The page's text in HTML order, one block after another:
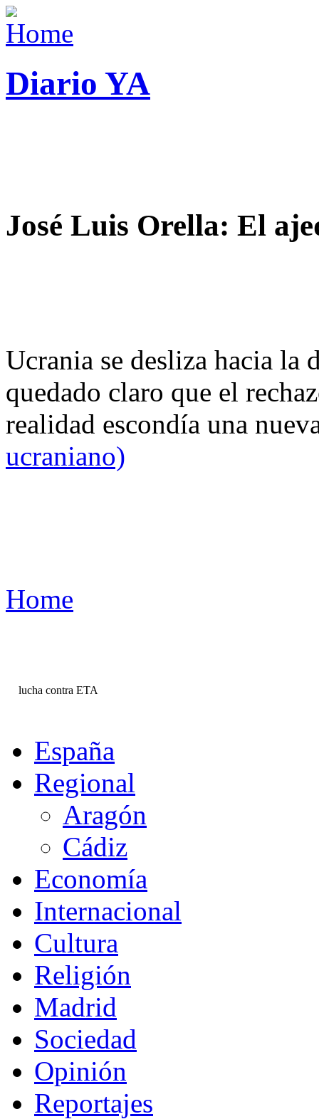
Diario YA
José Luis Orella: El
Ucrania se desliza hacia
quedado claro que el
realidad escondía una
ucraniano)
Home
lucha contra ETA
España
Regional
Aragón
Cádiz
Economía
Internacional
Cultura
Religión
Madrid
Sociedad
Opinión
Reportajes